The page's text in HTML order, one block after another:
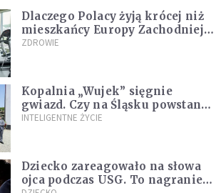
Dlaczego Polacy żyją krócej niż
mieszkańcy Europy Zachodniej?
Ekspertka wskazuje główne
ZDROWIE
Kopalnia „Wujek” sięgnie
gwiazd. Czy na Śląsku powstanie
„Dolina Krzemowa”?
INTELIGENTNE ŻYCIE
Dziecko zareagowało na słowa
ojca podczas USG. To nagranie